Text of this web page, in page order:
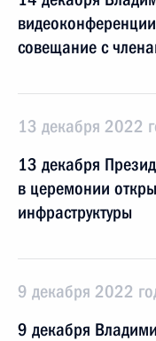
совещание с
13 декабря 2022
13 декабря
в церемонии
инфраструктуры
9 декабря 2022
9 декабря